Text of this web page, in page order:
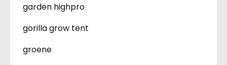
garden highpro
gorilla grow tent
groene